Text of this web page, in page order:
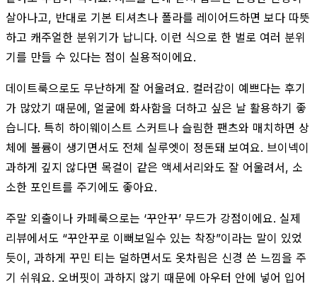
살아나고, 반대로 기본 티셔츠나 폴라를 레이어드하면 보다 따뜻
하고 캐주얼한 분위기가 납니다. 이런 식으로 한 벌로 여러 분위
기를 만들 수 있다는 점이 실용적이에요.
데이트룩으로도 무난하게 잘 어울려요. 컬러감이 예쁘다는 후기
가 많았기 때문에, 얼굴에 화사함을 더하고 싶은 날 활용하기 좋
습니다. 특히 하이웨이스트 스커트나 슬림한 팬츠와 매치하면 상
체에 볼륨이 생기면서도 전체 실루엣이 정돈돼 보여요. 브이넥이
과하게 깊지 않다면 목걸이 같은 액세서리와도 잘 어울려서, 소
소한 포인트를 주기에도 좋아요.
주말 외출이나 카페룩으로는 ‘꾸안꾸’ 무드가 강점이에요. 실제
리뷰에서도 “꾸안꾸로 이뻐보일수 있는 착장”이라는 말이 있었
듯이, 과하게 꾸민 티는 덜하면서도 옷차림은 신경 쓴 느낌을 주
기 쉬워요. 오버핏이 과하지 않기 때문에 아우터 안에 넣어 입어